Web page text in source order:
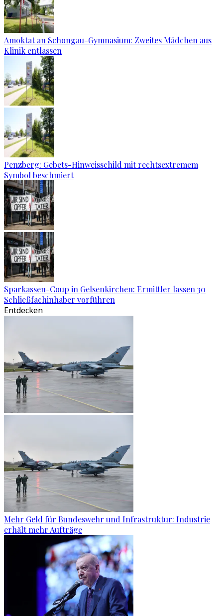
Amoktat an Schongau-Gymnasium: Zweites Mädchen aus
Klinik entlassen
Penzberg: Gebets-Hinweisschild mit rechtsextremem
Symbol beschmiert
Sparkassen-Coup in Gelsenkirchen: Ermittler lassen 30
Schließfachinhaber vorführen
Entdecken
Mehr Geld für Bundeswehr und Infrastruktur: Industrie
erhält mehr Aufträge